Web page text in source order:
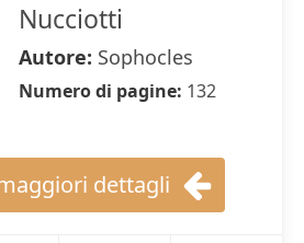
Nucciotti
Autore: Sophocles
Numero di pagine: 132
dettagli